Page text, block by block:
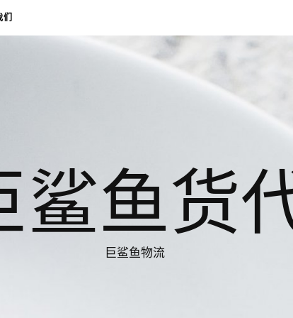
们
鲨鱼货
巨鲨鱼物流